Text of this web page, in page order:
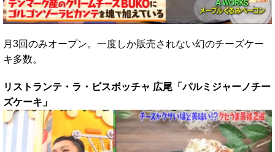
月3回のみオープン。一度しか販売されない幻のチーズケー
キ多数。
リストランテ・ラ・ビスボッチャ 広尾「パルミジャーノチー
ズケーキ」